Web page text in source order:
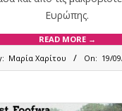
Ευρώπης.
READ MORE →
Μαρία Χαρίτου On: 19/